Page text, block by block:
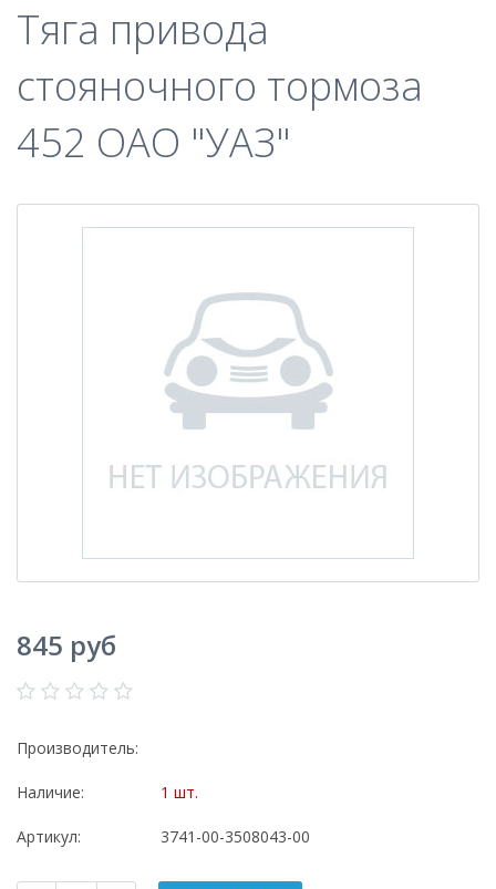
Тяга привода
стояночного тормоза
452 ОАО "УАЗ"
845 руб
Производитель:
Наличие: 1 шт.
Артикул: 3741-00-3508043-00